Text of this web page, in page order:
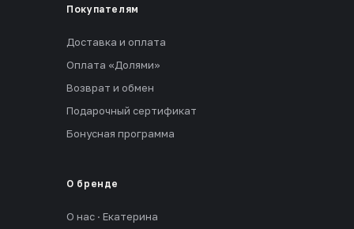
Покупателям
Доставка и оплата
Оплата «Долями»
Возврат и обмен
Подарочный сертификат
Бонусная программа
О бренде
О нас · Екатерина